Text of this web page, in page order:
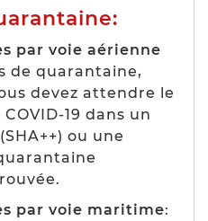
par voie aérienne
de quarantaine,
devez attendre le
19 dans un
ou une
par voie maritime: